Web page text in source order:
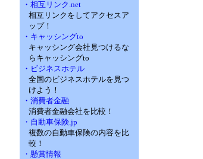
・相互リンク.net
相互リンクをしてアクセスア
ップ！
・キャッシングto
キャッシング会社見つけるな
らキャッシングto
・ビジネスホテル
全国のビジネスホテルを見つ
けよう！
・消費者金融
消費者金融会社を比較！
・自動車保険.jp
複数の自動車保険の内容を比
較！
・懸賞情報